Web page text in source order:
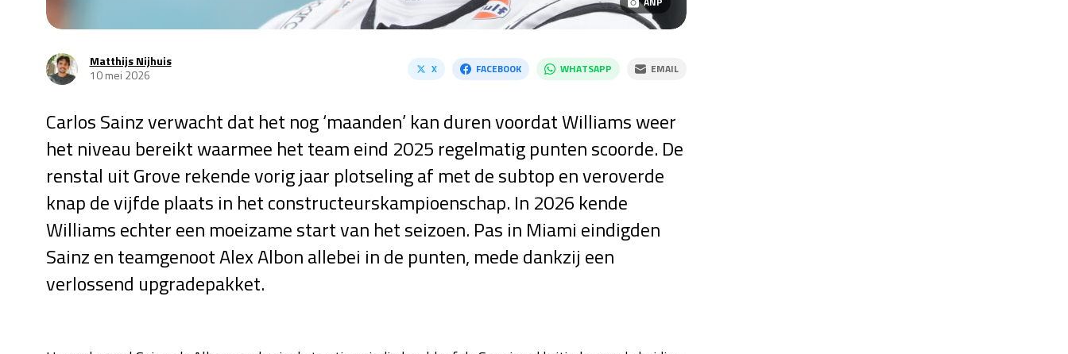
Matthijs Nijhuis
10 mei 2026
X FACEBOOK WHATSAPP EMAIL
Carlos Sainz verwacht dat het nog ‘maanden’ kan duren voordat Williams weer
het niveau bereikt waarmee het team eind 2025 regelmatig punten scoorde. De
renstal uit Grove rekende vorig jaar plotseling af met de subtop en veroverde
knap de vijfde plaats in het constructeurskampioenschap. In 2026 kende
Williams echter een moeizame start van het seizoen. Pas in Miami eindigden
Sainz en teamgenoot Alex Albon allebei in de punten, mede dankzij een
verlossend upgradepakket.